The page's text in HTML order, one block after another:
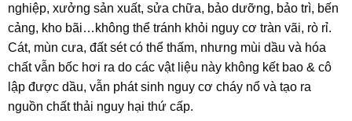
nghiệp, xưởng sản xuất, sửa chữa, bảo dưỡng, bảo trì, bến
cảng, kho bãi…không thể tránh khỏi nguy cơ tràn vãi, rò rỉ.
Cát, mùn cưa, đất sét có thể thấm, nhưng mùi dầu và hóa
chất vẫn bốc hơi ra do các vật liệu này không kết bao & cô
lập được dầu, vẫn phát sinh nguy cơ cháy nổ và tạo ra
nguồn chất thải nguy hại thứ cấp.